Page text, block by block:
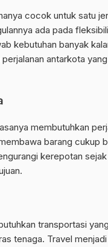
cocok untuk satu
ada pada
kebutuhan banyak
antarkota
membutuhkan
barang cukup
kerepotan
transportasi
tenaga. Travel